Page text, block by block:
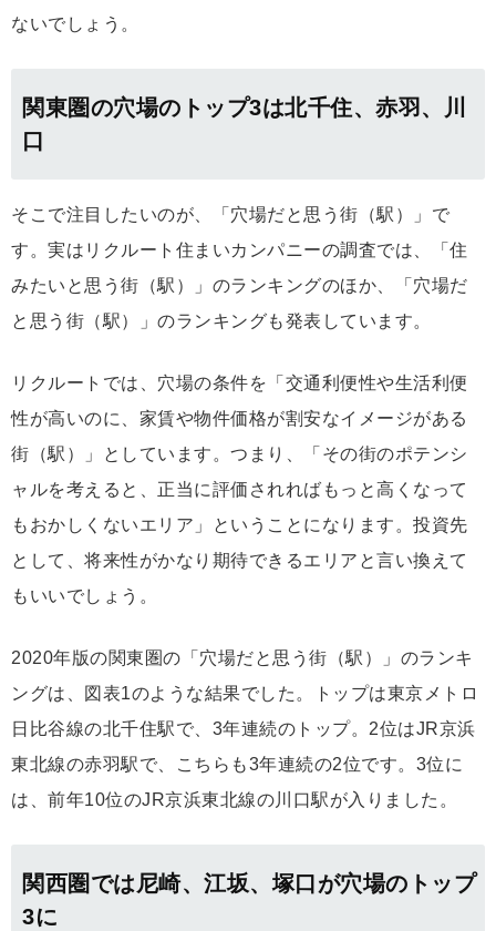
ないでしょう。
関東圏の穴場のトップ3は北千住、赤羽、川
口
そこで注目したいのが、「穴場だと思う街（駅）」で
す。実はリクルート住まいカンパニーの調査では、「住
みたいと思う街（駅）」のランキングのほか、「穴場だ
と思う街（駅）」のランキングも発表しています。
リクルートでは、穴場の条件を「交通利便性や生活利便
性が高いのに、家賃や物件価格が割安なイメージがある
街（駅）」としています。つまり、「その街のポテンシ
ャルを考えると、正当に評価されればもっと高くなって
もおかしくないエリア」ということになります。投資先
として、将来性がかなり期待できるエリアと言い換えて
もいいでしょう。
2020年版の関東圏の「穴場だと思う街（駅）」のランキ
ングは、図表1のような結果でした。トップは東京メトロ
日比谷線の北千住駅で、3年連続のトップ。2位はJR京浜
東北線の赤羽駅で、こちらも3年連続の2位です。3位に
は、前年10位のJR京浜東北線の川口駅が入りました。
関西圏では尼崎、江坂、塚口が穴場のトップ
3に